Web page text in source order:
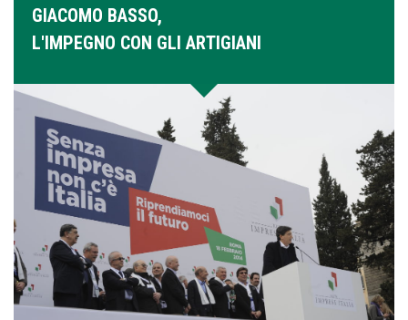
GIACOMO BASSO,
L'IMPEGNO CON GLI ARTIGIANI